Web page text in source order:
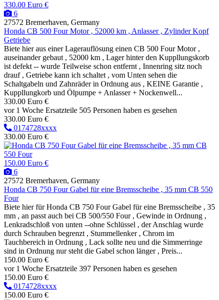
330.00 Euro €
6
27572 Bremerhaven, Germany
Honda CB 500 Four Motor , 52000 km , Anlasser , Zylinder Kopf
Getriebe
Biete hier aus einer Lagerauflösung einen CB 500 Four Motor ,
auseinander gebaut , 52000 km , Lager hinter den Kuppllungskorb
ist defekt -- wurde Teilweise schon entfernt , Innenring sitz noch
drauf , Getriebe kann ich schaltet , vom Unten sehen die
Schaltgabeln und Zahnräder in Ordnung aus , KEINE Garantie ,
Kuppllungkorb und Ölpumpe + Anlasser + Nockenwell...
330.00 Euro €
vor 1 Woche Ersatzteile 505 Personen haben es gesehen
330.00 Euro €
0174728xxxx
330.00 Euro €
150.00 Euro €
6
27572 Bremerhaven, Germany
Honda CB 750 Four Gabel für eine Bremsscheibe , 35 mm CB 550
Four
Biete hier für Honda CB 750 Four Gabel für eine Bremsscheibe , 35
mm , an passt auch bei CB 500/550 Four , Gewinde in Ordnung ,
Lenkradschloß von unten --ohne Schlüssel , der Anschlag wurde
durch Schrauben begrenzt , Stummellenker , Chrom im
Tauchbereich in Ordnung , Lack sollte neu und die Simmerringe
sind in Ordnung nur steht die Gabel schon länger , Preis...
150.00 Euro €
vor 1 Woche Ersatzteile 397 Personen haben es gesehen
150.00 Euro €
0174728xxxx
150.00 Euro €